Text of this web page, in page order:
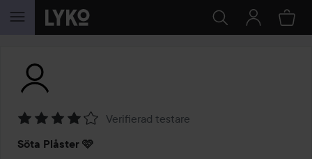
HOPPA TILL INNEHÅLLET
4
Verifierad testare
Söta Plåster 🩷